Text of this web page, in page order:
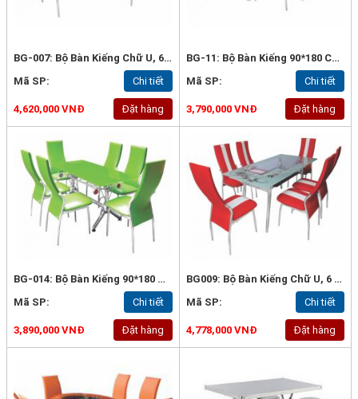
BG-007: Bộ Bàn Kiếng Chữ U, 6 Ghế Thái Dương Inox Phối Màu
Mã SP:
Chi tiết
4,620,000 VNĐ Đặt hàng
BG-11: Bộ Bàn Kiếng 90*180 Cm Nhập Chân Phi Thuyền, 6 Ghế Thái Dương
Mã SP:
Chi tiết
3,790,000 VNĐ Đặt hàng
BG-014: Bộ Bàn Kiếng 90*180 Nhập Chân Phi Thuyền Đá, 6 Ghế Thái Dương
Mã SP:
Chi tiết
3,890,000 VNĐ Đặt hàng
BG009: Bộ Bàn Kiếng Chữ U, 6 Ghế Thái Dương Inox Phối Màu
Mã SP:
Chi tiết
4,778,000 VNĐ Đặt hàng